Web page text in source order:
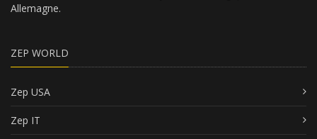
Allemagne.
ZEP WORLD
Zep USA
Zep IT